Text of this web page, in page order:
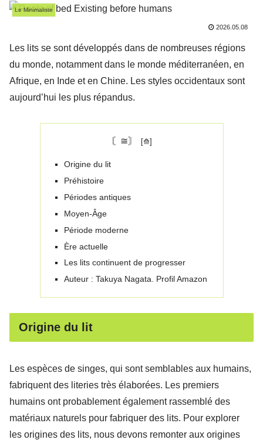
Le Minimaliste
2026.05.08
Les lits se sont développés dans de nombreuses régions
du monde, notamment dans le monde méditerranéen, en
Afrique, en Inde et en Chine. Les styles occidentaux sont
aujourd’hui les plus répandus.
〘≅〙
Origine du lit
Préhistoire
Périodes antiques
Moyen-Âge
Période moderne
Ère actuelle
Les lits continuent de progresser
Auteur : Takuya Nagata. Profil Amazon
Origine du lit
Les espèces de singes, qui sont semblables aux humains,
fabriquent des literies très élaborées. Les premiers
humains ont probablement également rassemblé des
matériaux naturels pour fabriquer des lits. Pour explorer
les origines des lits, nous devons remonter aux origines